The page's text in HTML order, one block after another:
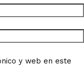
y web en este